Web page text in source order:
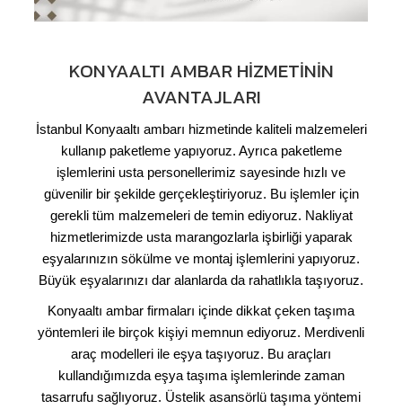
KONYAALTI AMBAR HIZMETININ
AVANTAJLARI
İstanbul Konyaaltı ambarı hizmetinde kaliteli malzemeleri
kullanıp paketleme yapıyoruz. Ayrıca paketleme
işlemlerini usta personellerimiz sayesinde hızlı ve
güvenilir bir şekilde gerçekleştiriyoruz. Bu işlemler için
gerekli tüm malzemeleri de temin ediyoruz. Nakliyat
hizmetlerimizde usta marangozlarla işbirliği yaparak
eşyalarınızın sökülme ve montaj işlemlerini yapıyoruz.
Büyük eşyalarınızı dar alanlarda da rahatlıkla taşıyoruz.
Konyaaltı ambar firmaları içinde dikkat çeken taşıma
yöntemleri ile birçok kişiyi memnun ediyoruz. Merdivenli
araç modelleri ile eşya taşıyoruz. Bu araçları
kullandığımızda eşya taşıma işlemlerinde zaman
tasarrufu sağlıyoruz. Üstelik asansörlü taşıma yöntemi